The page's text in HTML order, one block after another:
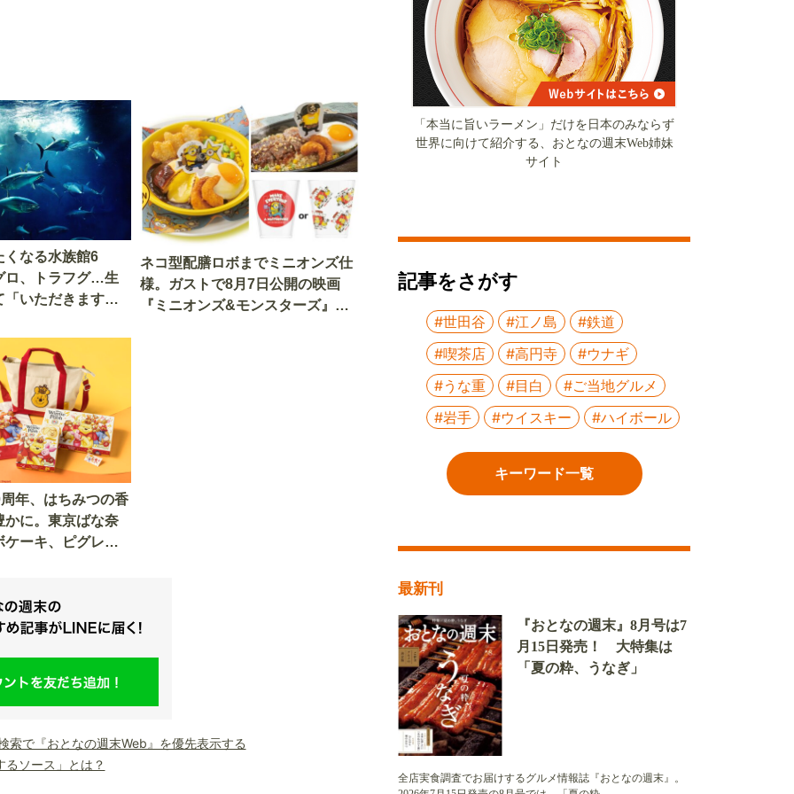
くなる水族館6
、トラフグ…生
「いただきます」
ネコ型配膳ロボまでミニオンズ仕
様。ガストで8月7日公開の映画
『ミニオンズ&モンスターズ』の
年、はちみつの香
かに。東京ばな奈
ケーキ、ピグレッ
索で『おとなの週末Web』を優先表示する
るソース」とは？
「本当に旨いラーメン」だけを日本のみならず
世界に向けて紹介する、おとなの週末Web姉妹
サイト
記事をさがす
#世田谷 #江ノ島
#鉄道
#喫茶店
#高円寺
#ウナギ
#うな重
#目白
#ご当地グルメ
#岩手
#ウイスキー #ハイボール
キーワード一覧
最新刊
『おとなの週末』8月号は7
月15日発売！ 大特集は
「夏の粋、うなぎ」
全店実食調査でお届けするグルメ情報誌『おとなの週末』。